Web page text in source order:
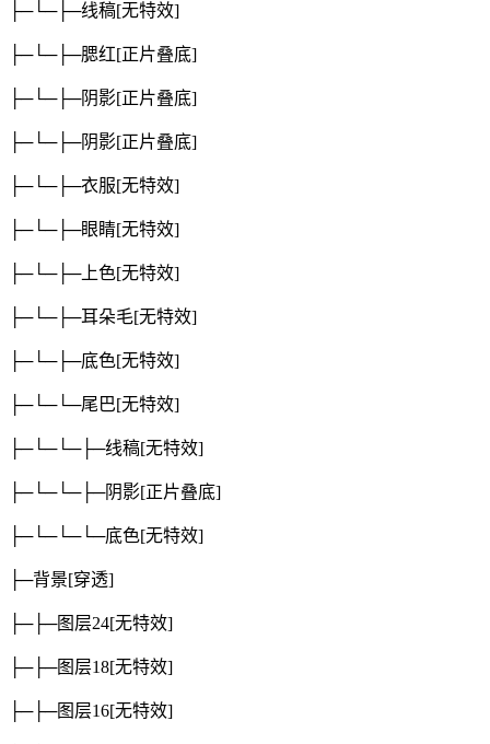
├─└─├─线稿[无特效]
├─└─├─腮红[正片叠底]
├─└─├─阴影[正片叠底]
├─└─├─阴影[正片叠底]
├─└─├─衣服[无特效]
├─└─├─眼睛[无特效]
├─└─├─上色[无特效]
├─└─├─耳朵毛[无特效]
├─└─├─底色[无特效]
├─└─└─尾巴[无特效]
├─└─└─├─线稿[无特效]
├─└─└─├─阴影[正片叠底]
├─└─└─└─底色[无特效]
├─背景[穿透]
├─├─图层24[无特效]
├─├─图层18[无特效]
├─├─图层16[无特效]